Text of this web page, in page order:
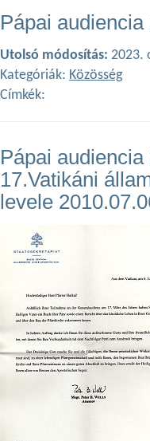
Pápai audiencia
Utolsó módosítás: 2023.
Kategóriák: Közösség
Címkék:
Pápai
17.Vatikáni
levele